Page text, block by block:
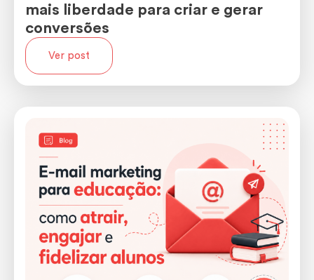
mais liberdade para criar e gerar
conversões
Ver post